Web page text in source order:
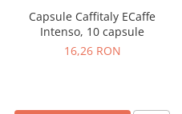
Capsule Caffitaly ECaffe
Intenso, 10 capsule
16,26 RON